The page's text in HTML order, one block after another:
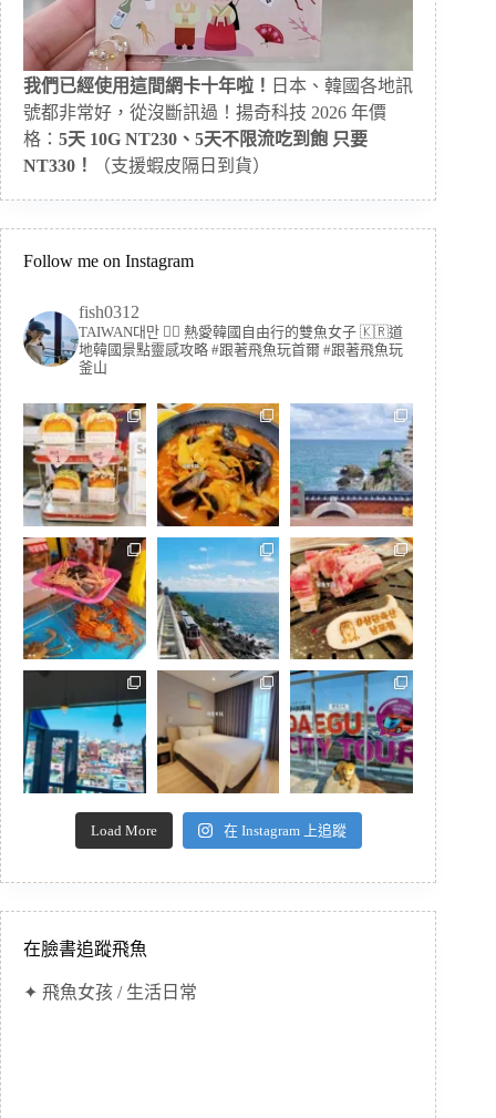
我們已經使用這間網卡十年啦！ 日本、韓國各地訊
號都非常好，從沒斷訊過！揚奇科技 2026 年價
格： 5天 10G NT230、5天不限流吃到飽 只要
NT330！
（支援蝦皮隔日到貨）
Follow me on Instagram
fish0312
TAIWAN대만 🏳️‍🌈 熱愛韓國自由行的雙魚女子 🇰🇷道
地韓國景點靈感攻略 #跟著飛魚玩首爾 #跟著飛魚玩
釜山
Load More 在 Instagram 上追蹤
在臉書追蹤飛魚
✦ 飛魚女孩 / 生活日常